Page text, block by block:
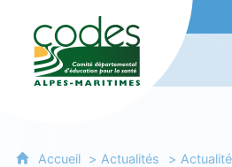
CoDES 06 -
Accueil Actualités